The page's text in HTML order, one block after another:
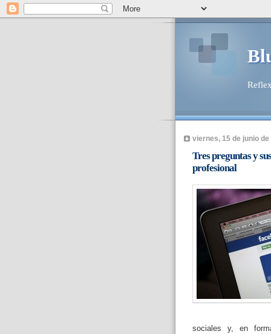
viernes, 15 de junio de
Tres preguntas y
profesional
sociales y, en